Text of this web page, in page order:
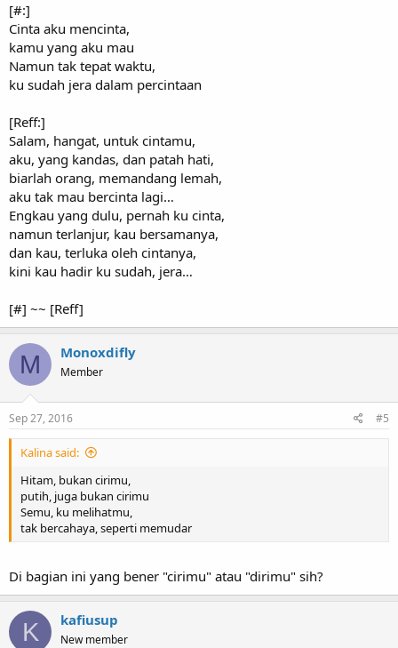
[#:]
Cinta aku mencinta,
kamu yang aku mau
Namun tak tepat waktu,
ku sudah jera dalam percintaan
[Reff:]
Salam, hangat, untuk cintamu,
aku, yang kandas, dan patah hati,
biarlah orang, memandang lemah,
aku tak mau bercinta lagi…
Engkau yang dulu, pernah ku cinta,
namun terlanjur, kau bersamanya,
dan kau, terluka oleh cintanya,
kini kau hadir ku sudah, jera…
[#] ~~ [Reff]
M Monoxdifly
Member
Sep 27, 2016 #5
Kalina said:
Hitam, bukan cirimu,
putih, juga bukan cirimu
Semu, ku melihatmu,
tak bercahaya, seperti memudar
Di bagian ini yang bener "cirimu" atau "dirimu" sih?
K kafiusup
New member